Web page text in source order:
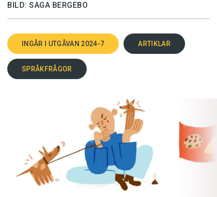
BILD: SAGA BERGEBO
INGÅR I UTGÅVAN 2024-7 ARTIKLAR
SPRÅKFRÅGOR